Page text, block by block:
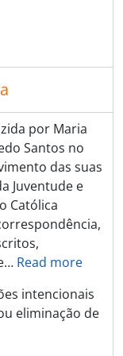
por Maria
Santos no
das suas
Juventude e
Católica
… Read more
intencionais
eliminação de